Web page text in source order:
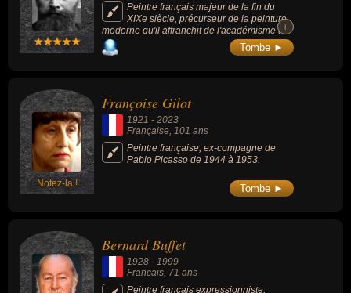
Peintre français majeur de la fin du
XIXe siècle, précurseur de la peinture
moderne qu'il affranchit de l'académisme (à
tort considéré comme l'un des pères de
l'impressionnisme duquel il se différencie par
lumière). Ses peintures les plus célèbres
sont « Le Déjeuner sur l'herbe » (1862) ou «
Olympia » (1863).
+
+
Tombe ►
Notez-la !
Françoise Gilot
1921 - 2023
Française, 101 ans
Peintre française, ex-compagne de
Pablo Picasso de 1944 à 1953.
Tombe ►
Bernard Buffet
1928 - 1999
Francais , 71 ans
Peintre français expressionniste,